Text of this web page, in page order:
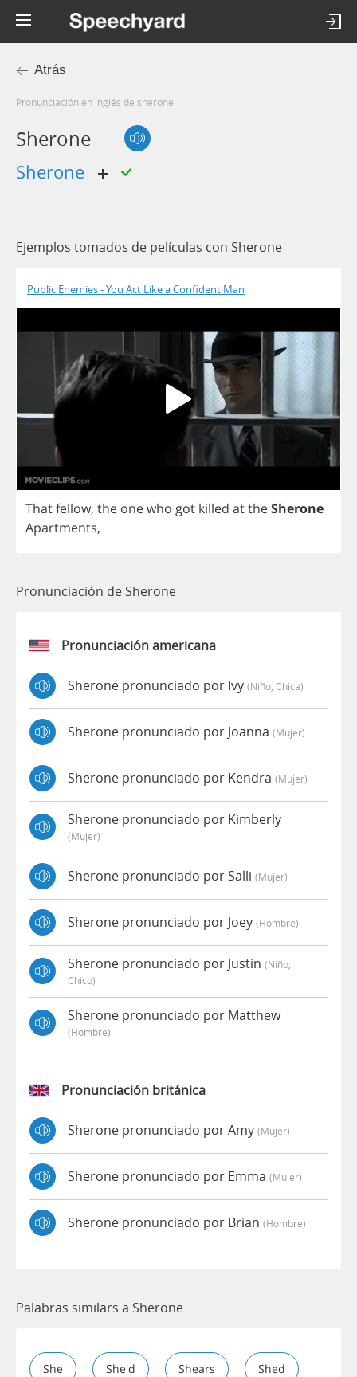
Atrás
Pronunciación en inglés de sherone
Sherone
Sherone
Ejemplos tomados de películas con Sherone
Public Enemies - You Act Like a Confident Man
Thatfellow, the onewho got killed attheSherone
Apartments,
Pronunciación de Sherone
Pronunciación americana
Sherone pronunciado por Ivy (niño, Chica)
Sherone pronunciado por Joanna (mujer)
Sherone pronunciado por Kendra (mujer)
Sherone pronunciado por Kimberly
(mujer)
Sherone pronunciado por Salli (mujer)
Sherone pronunciado por Joey (hombre)
Sherone pronunciado por Justin (niño,
Chico)
Sherone pronunciado por Matthew
(hombre)
Pronunciación británica
Sherone pronunciado por Amy (mujer)
Sherone pronunciado por Emma (mujer)
Sherone pronunciado por Brian (hombre)
Palabras similars a Sherone
She She'd Shears Shed